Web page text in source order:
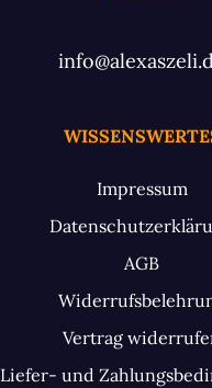
Impressum
AGB
Vertrag
Liefer- und